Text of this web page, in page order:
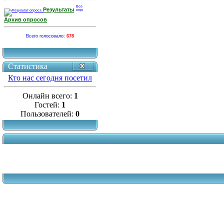
Результаты
Архив опросов
Всего голосовало: 678
Статистика
Кто нас сегодня посетил
Онлайн всего: 1
Гостей: 1
Пользователей: 0